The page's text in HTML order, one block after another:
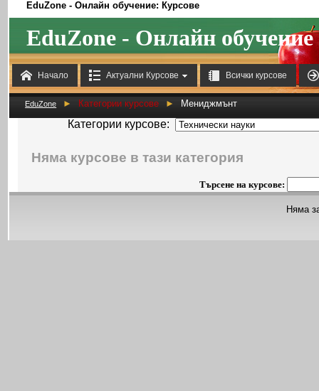
 Начало  Актуални Курсове  Всички курсове 
EduZone - Онлайн обучение: Курсове
EduZone - Онлайн обучение
EduZone ► Категории курсове ► Мениджмънт
Категории курсове:
Няма курсове в тази категория
Търсене на курсове:
Няма